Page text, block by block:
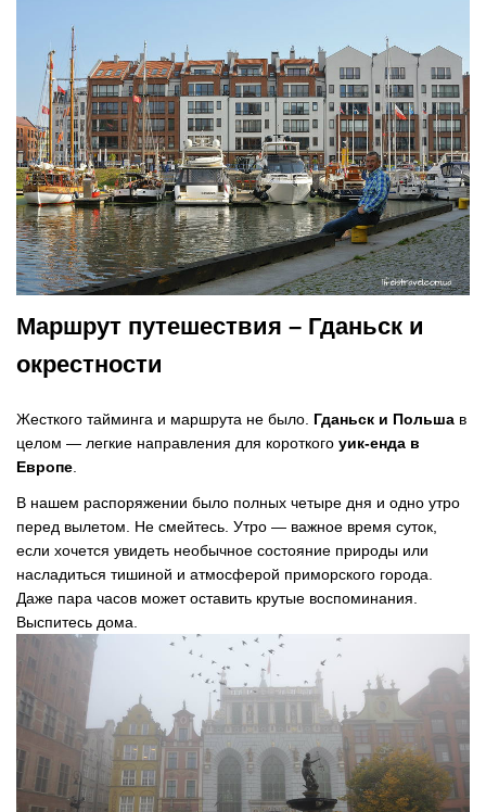
Маршрут путешествия – Гданьск и
окрестности
Жесткого тайминга и маршрута не было. Гданьск и Польша в
целом — легкие направления для короткого уик-енда в
Европе
В нашем распоряжении было полных четыре дня и одно утро
перед вылетом. Не смейтесь. Утро — важное время суток,
если хочется увидеть необычное состояние природы или
насладиться тишиной и атмосферой приморского города.
Даже пара часов может оставить крутые воспоминания.
Выспитесь дома.